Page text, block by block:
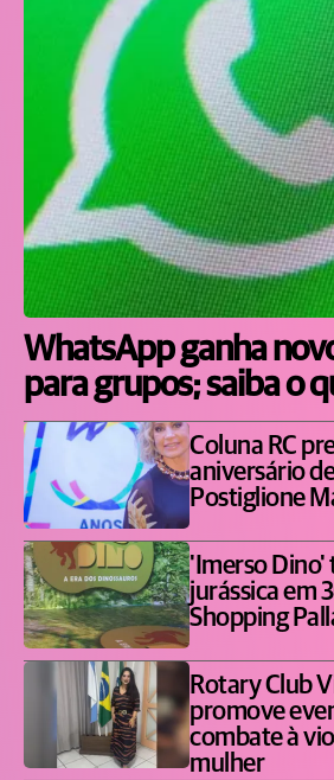
WhatsApp ganha
para grupos; saiba o
Coluna RC
aniversário
Postiglione
'Imerso Dino'
jurássica em
Shopping
Rotary Club
promove
combate à
mulher